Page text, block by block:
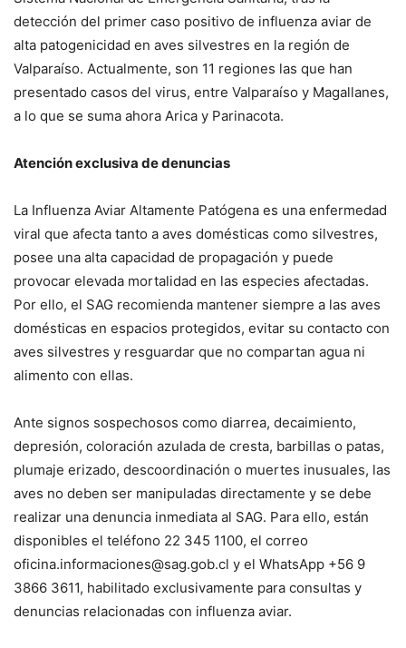
detección del primer caso positivo de influenza aviar de
alta patogenicidad en aves silvestres en la región de
Valparaíso. Actualmente, son 11 regiones las que han
presentado casos del virus, entre Valparaíso y Magallanes,
a lo que se suma ahora Arica y Parinacota.
Atención exclusiva de denuncias
La Influenza Aviar Altamente Patógena es una enfermedad
viral que afecta tanto a aves domésticas como silvestres,
posee una alta capacidad de propagación y puede
provocar elevada mortalidad en las especies afectadas.
Por ello, el SAG recomienda mantener siempre a las aves
domésticas en espacios protegidos, evitar su contacto con
aves silvestres y resguardar que no compartan agua ni
alimento con ellas.
Ante signos sospechosos como diarrea, decaimiento,
depresión, coloración azulada de cresta, barbillas o patas,
plumaje erizado, descoordinación o muertes inusuales, las
aves no deben ser manipuladas directamente y se debe
realizar una denuncia inmediata al SAG. Para ello, están
disponibles el teléfono 22 345 1100, el correo
oficina.informaciones@sag.gob.cl y el WhatsApp +56 9
3866 3611, habilitado exclusivamente para consultas y
denuncias relacionadas con influenza aviar.